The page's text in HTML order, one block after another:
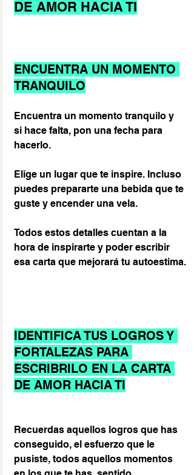
DE AMOR HACIA TI
ENCUENTRA UN MOMENTO
TRANQUILO
Encuentra un momento tranquilo y
si hace falta, pon una fecha para
hacerlo.
Elige un lugar que te inspire. Incluso
puedes prepararte una bebida que te
guste y encender una vela.
Todos estos detalles cuentan a la
hora de inspirarte y poder escribir
esa carta que mejorará tu autoestima.
IDENTIFICA TUS LOGROS Y
FORTALEZAS PARA
ESCRIBRILO EN LA CARTA
DE AMOR HACIA TI
Recuerdas aquellos logros que has
conseguido, el esfuerzo que le
pusiste, todos aquellos momentos